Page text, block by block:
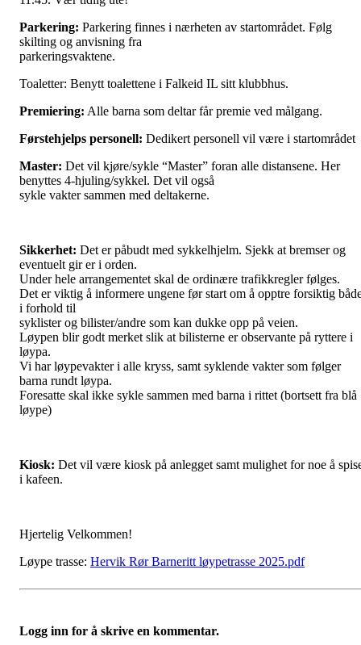
Parkering: Parkering finnes i nærheten av startområdet. Følg
skilting og anvisning fra
parkeringsvaktene.
Toaletter: Benytt toalettene i Falkeid IL sitt klubbhus.
Premiering: Alle barna som deltar får premie ved målgang.
Førstehjelps personell: Dedikert personell vil være i startområdet
Master: Det vil kjøre/sykle “Master” foran alle distansene. Her
benyttes 4-hjuling/sykkel. Det vil også
sykle vakter sammen med deltakerne.
Sikkerhet: Det er påbudt med sykkelhjelm. Sjekk at bremser og
eventuelt gir er i orden.
Under hele arrangementet skal de ordinære trafikkregler følges.
Det er viktig å informere ungene før start om å opptre forsiktig
i forhold til
syklister og bilister/andre som kan dukke opp på veien.
Løypen blir godt merket slik at bilisterne er observante på ryttere i
løypa.
Vi har løypevakter i alle kryss, samt syklende vakter som følger
barna rundt løypa.
Foresatte skal ikke sykle sammen med barna i rittet (bortsett fra blå
løype)
Kiosk: Det vil være kiosk på anlegget samt mulighet for noe å
i kafeen.
Hjertelig Velkommen!
Løype trasse: Hervik Rør Barneritt løypetrasse 2025.pdf
Logg inn for å skrive en kommentar.